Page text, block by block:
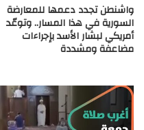
واشنطن تجدد دعمها للمعارضة
السورية في هذا المسار.. وتوعّد
أمريكي لبشار الأسد بإجراءات
مضاعفة ومشددة